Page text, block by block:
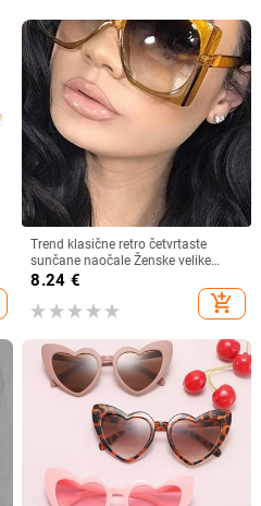
Trend klasične retro četvrtaste
sunčane naočale Ženske velike
sunčane naočale Ženske/muške
retro sunčane naočale Lentes De
Sol Mujer
8.24 €
add_shopping_cart